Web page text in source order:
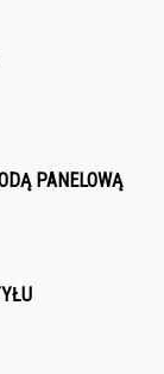
PANELOWĄ